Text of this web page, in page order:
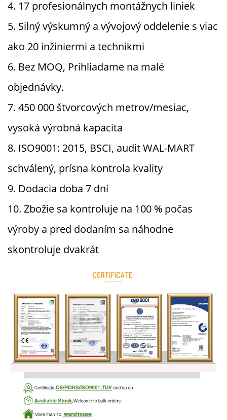
4. 17 profesionálnych montážnych liniek
5. Silný výskumný a vývojový oddelenie s viac
ako 20 inžiniermi a technikmi
6. Bez MOQ, Prihliadame na malé
objednávky.
7. 450 000 štvorcových metrov/mesiac,
vysoká výrobná kapacita
8. ISO9001: 2015, BSCI, audit WAL-MART
schválený, prísna kontrola kvality
9. Dodacia doba 7 dní
10. Zbožie sa kontroluje na 100 % počas
výroby a pred dodaním sa náhodne
skontroluje dvakrát